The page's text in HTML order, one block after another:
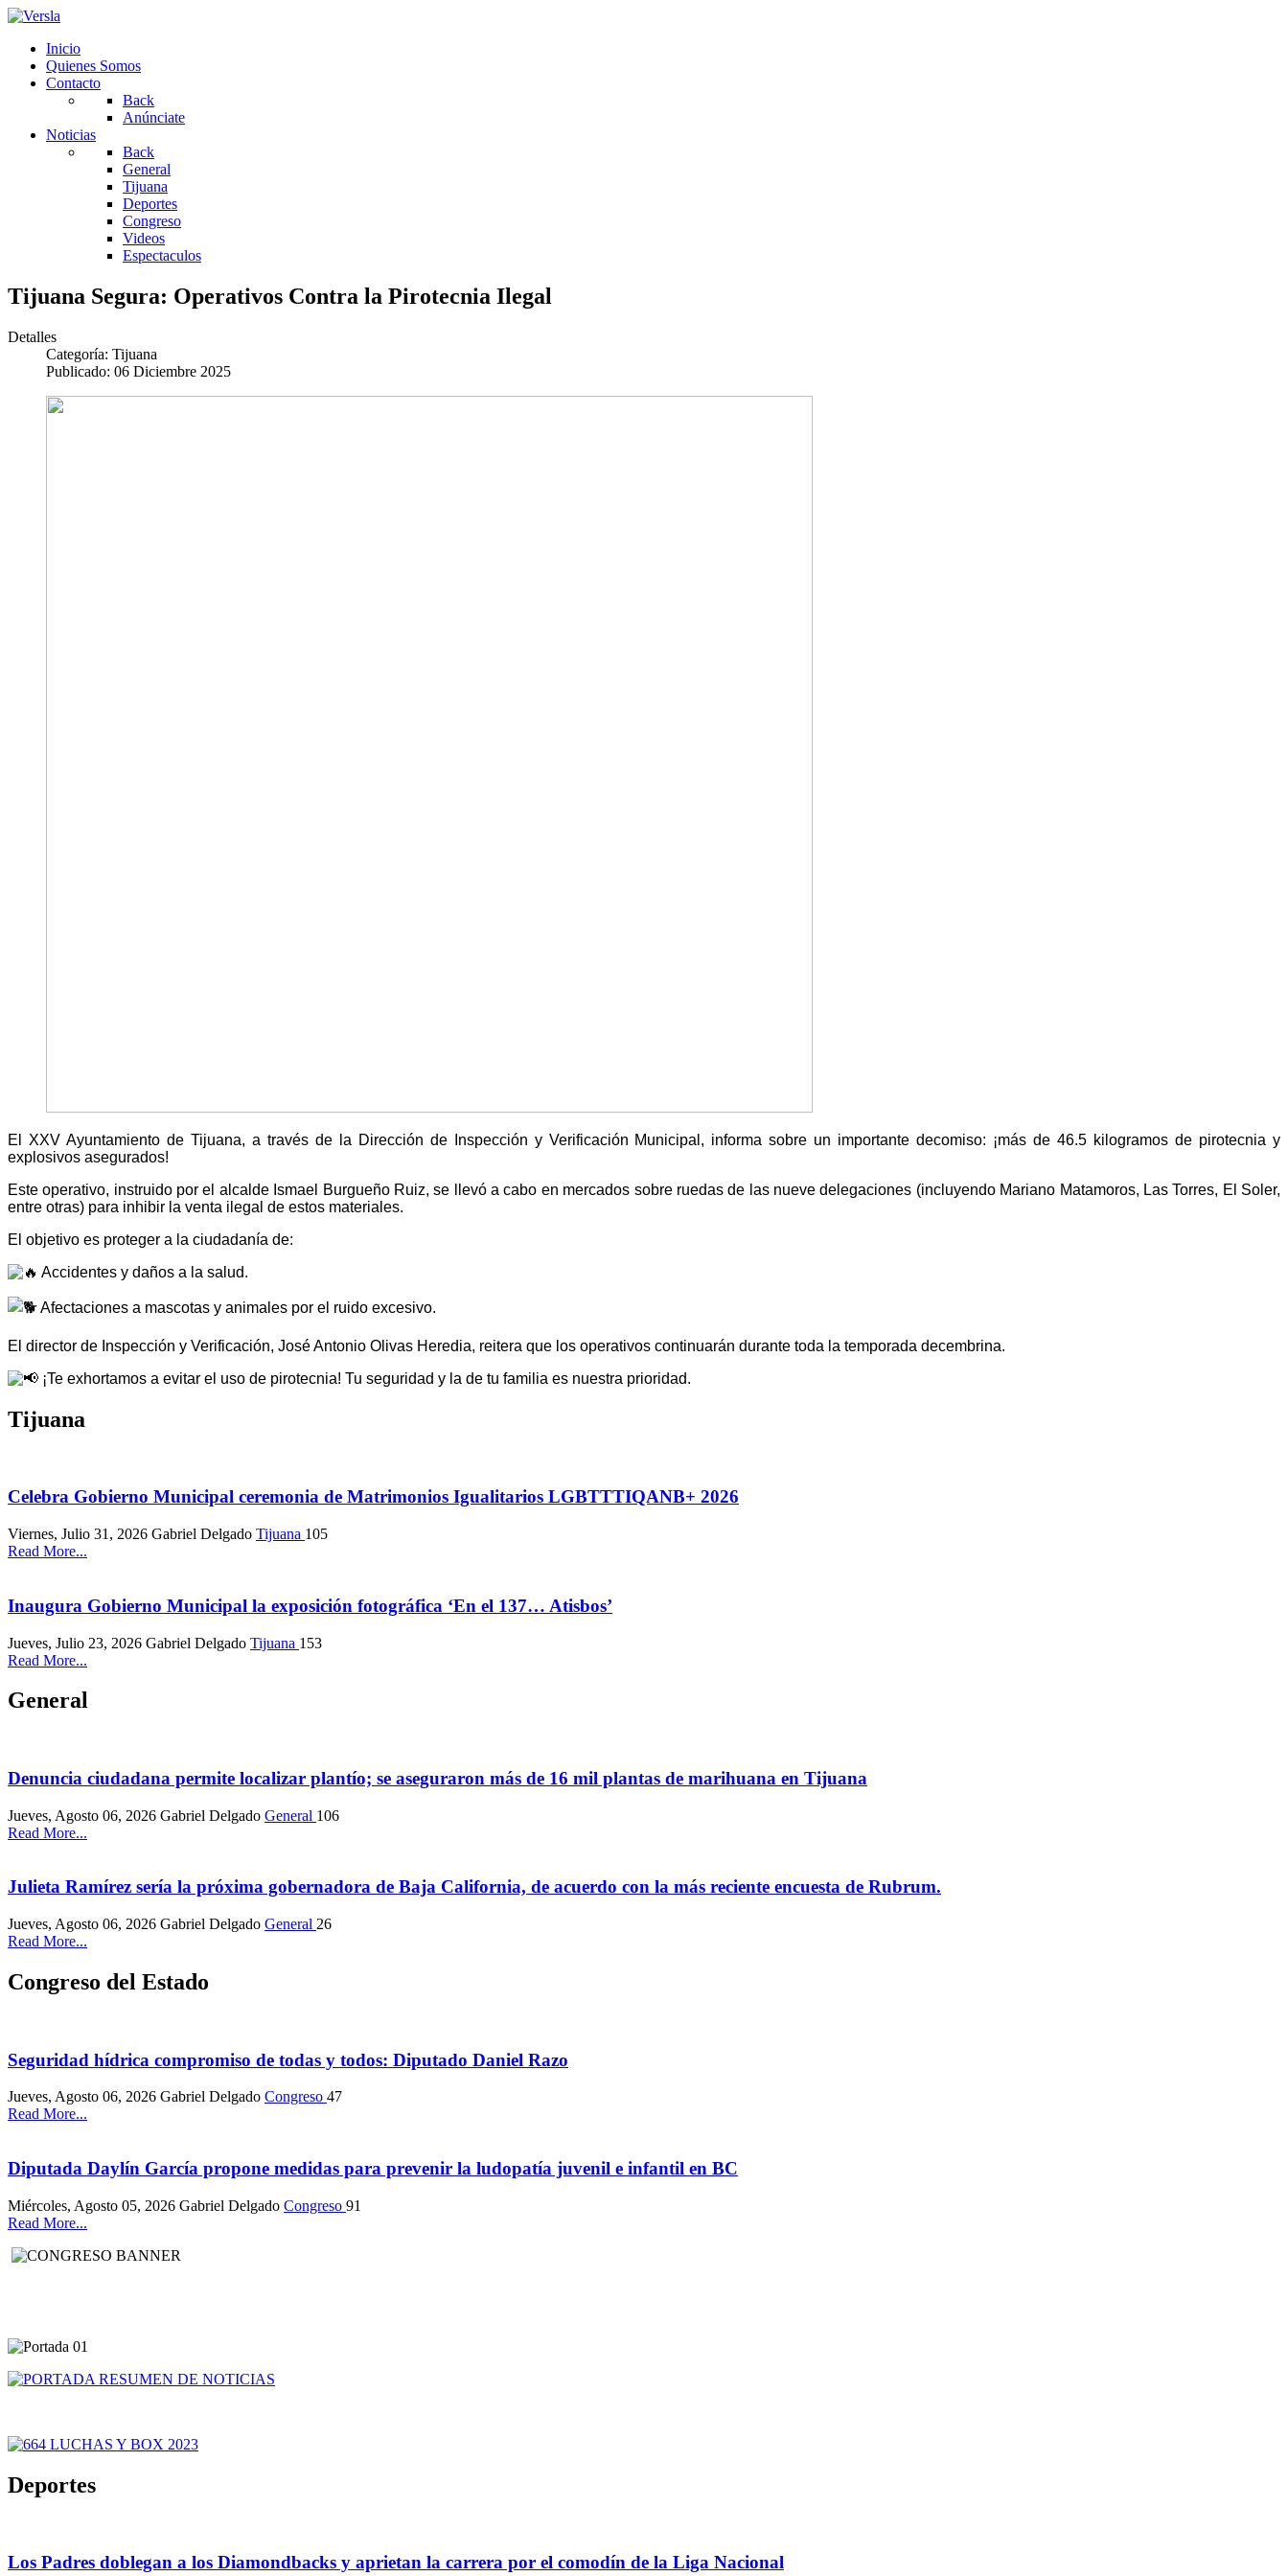
Inicio
Quienes Somos
Contacto
Back
Anúnciate
Noticias
Back
General
Tijuana
Deportes
Congreso
Videos
Espectaculos
Tijuana Segura: Operativos Contra la Pirotecnia Ilegal
Detalles
Categoría: Tijuana
Publicado: 06 Diciembre 2025
El XXV Ayuntamiento de Tijuana, a través de la Dirección de Inspección y Verificación Municipal, informa sobre un importante decomiso: ¡más de 46.5 kilogramos de pirotecnia y
explosivos asegurados!
​Este operativo, instruido por el alcalde Ismael Burgueño Ruiz, se llevó a cabo en mercados sobre ruedas de las nueve delegaciones (incluyendo Mariano Matamoros, Las Torres, El Soler,
entre otras) para inhibir la venta ilegal de estos materiales.
​El objetivo es proteger a la ciudadanía de:
Accidentes y daños a la salud.
Afectaciones a mascotas y animales por el ruido excesivo.
​El director de Inspección y Verificación, José Antonio Olivas Heredia, reitera que los operativos continuarán durante toda la temporada decembrina.
¡Te exhortamos a evitar el uso de pirotecnia! Tu seguridad y la de tu familia es nuestra prioridad.
Tijuana
Celebra Gobierno Municipal ceremonia de Matrimonios Igualitarios LGBTTTIQANB+ 2026
Viernes, Julio 31, 2026 Gabriel Delgado Tijuana 105
Read More...
Inaugura Gobierno Municipal la exposición fotográfica ‘En el 137… Atisbos’
Jueves, Julio 23, 2026 Gabriel Delgado Tijuana 153
Read More...
General
Denuncia ciudadana permite localizar plantío; se aseguraron más de 16 mil plantas de marihuana en Tijuana
Jueves, Agosto 06, 2026 Gabriel Delgado General 106
Read More...
Julieta Ramírez sería la próxima gobernadora de Baja California, de acuerdo con la más reciente encuesta de Rubrum.
Jueves, Agosto 06, 2026 Gabriel Delgado General 26
Read More...
Congreso del Estado
Seguridad hídrica compromiso de todas y todos: Diputado Daniel Razo
Jueves, Agosto 06, 2026 Gabriel Delgado Congreso 47
Read More...
Diputada Daylín García propone medidas para prevenir la ludopatía juvenil e infantil en BC
Miércoles, Agosto 05, 2026 Gabriel Delgado Congreso 91
Read More...
Deportes
Los Padres doblegan a los Diamondbacks y aprietan la carrera por el comodín de la Liga Nacional